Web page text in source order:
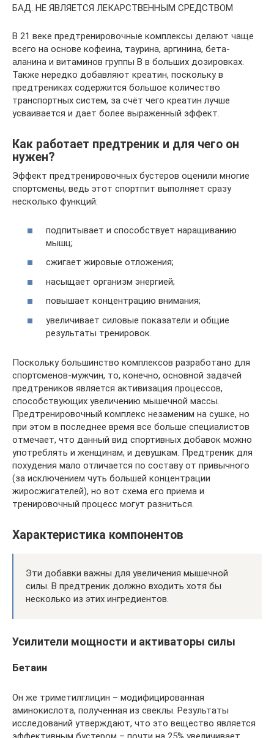
БАД. НЕ ЯВЛЯЕТСЯ ЛЕКАРСТВЕННЫМ СРЕДСТВОМ
В 21 веке предтренировочные комплексы делают чаще
всего на основе кофеина, таурина, аргинина, бета-
аланина и витаминов группы B в больших дозировках.
Также нередко добавляют креатин, поскольку в
предтрениках содержится большое количество
транспортных систем, за счёт чего креатин лучше
усваивается и дает более выраженный эффект.
Как работает предтреник и для чего он
нужен?
Эффект предтренировочных бустеров оценили многие
спортсмены, ведь этот спортпит выполняет сразу
несколько функций:
подпитывает и способствует наращиванию
мышц;
сжигает жировые отложения;
насыщает организм энергией;
повышает концентрацию внимания;
увеличивает силовые показатели и общие
результаты тренировок.
Поскольку большинство комплексов разработано для
спортсменов-мужчин, то, конечно, основной задачей
предтреников является активизация процессов,
способствующих увеличению мышечной массы.
Предтренировочный комплекс незаменим на сушке, но
при этом в последнее время все больше специалистов
отмечает, что данный вид спортивных добавок можно
употреблять и женщинам, и девушкам. Предтреник для
похудения мало отличается по составу от привычного
(за исключением чуть большей концентрации
жиросжигателей), но вот схема его приема и
тренировочный процесс могут разниться.
Характеристика компонентов
Эти добавки важны для увеличения мышечной
силы. В предтреник должно входить хотя бы
несколько из этих ингредиентов.
Усилители мощности и активаторы силы
Бетаин
Он же триметилглицин – модифицированная
аминокислота, полученная из свеклы. Результаты
исследований утверждают, что это вещество является